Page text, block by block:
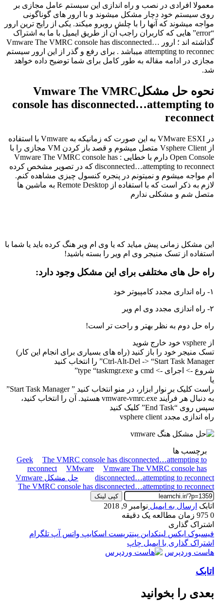
معمولا افرادی در نصب و راه اندازی این سیستم عامل مجازی بر
روی سیستم خود دچار مشکل میشوند و با ارور های گوناگونی
مواجه میشوند که آنها را با چلش روبرو میکند. یکی از رایج ترین ارور
“error” هایی که کاربران راجب آن از طریق ایمیل با ما به اشتراک
گذاشته اند ؛ ارور Vmware The VMRC console has disconnected…
attempting to reconnec میباشد . برای رفع و گذر از این ارور سیستم
مجازی در ادامه مقاله به طور کامل برای شما توضیح داده خواهد
شد.
نحوه حل مشکلVmware The VMRC
console has disconnected…attempting to
reconnect
در VMware ESXI به این صورت که زمانیکه به Vmware با استفاده
از Vsphere Client متصل میشوم و قصد باز کردن VM مجازی را با
Open Console دارم با خطایی : Vmware The VMRC console has
disconnected…attempting to reconnect که در تصویر مشخص کرده
ام مواجه میشوم و نمیتونم در پنجره کنسول چیزی مشاهده کنم.
لازم به ذکر است که با استفاده از Remote Desktop به ماشین ها
متصل شم و مشکلی ندارم
این مشکل زمانی پیش میاید که یا وی ام ویر هنگ کرده باید یا شما با
استفاده از تسک منیجر وی ام ویر را بسته باشید!
راه حل های مختلفی برای این مشکل وجود دارد:
۱- راه انداری مجدد کامپیوتر خود
۲- راه اندازی مجدد وی ام ویر
راه حل دوم به نظر بهتر و راحت تر است!
از vsphere خود خارج شوید
تسک منیجر خود را باز کنید (راه های بسیاری برای انجام این کار)
Ctrl-Alt-Del -> “Start Task Manager” را انتخاب کنید
شروع -> اجرای -> cmd و type “taskmgr.exe”
یا
راست کلیک بر نوار ابزار، در منو انتخاب کنید ”Start Task Manager
”
به دنبال هر فرآیند vmware-vmrc.exe هستید. آن را انتخاب کنید،
سپس روی “End Task” کلیک کنید
راه اندازی مجدد vsphere client
برچسب ها
Geek
The VMRC console has disconnected…attempting to
reconnect
VMware
Vmware The VMRC console has
disconnected…attempting to reconnect
حل مشکل Vmware
The VMRC console has disconnected…attempting to reconnect
کپی لینک
اتابک ارسال به ایمیل نوامبر 9, 2018
0
زمان مطالعه یک دقیقه
اشتراک گذاری
فیسبوک ایکس لینکداین پینتریست اسکایپ واتس آپ تلگرام
اشتراک گذاری با ایمیل چاپ
هاست وردپرس
اتابک
بعدی را بخوانید